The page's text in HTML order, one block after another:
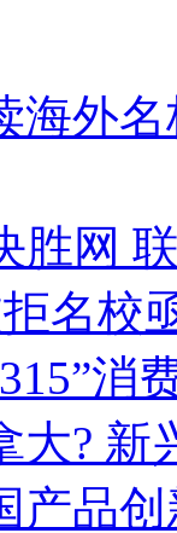
海外
胜网
名校
消
大? 新
产品